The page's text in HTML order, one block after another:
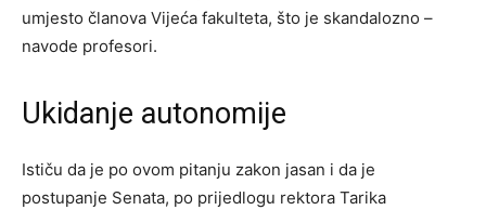
umjesto članova Vijeća fakulteta, što je skandalozno –
navode profesori.
Ukidanje autonomije
Ističu da je po ovom pitanju zakon jasan i da je
postupanje Senata, po prijedlogu rektora Tarika